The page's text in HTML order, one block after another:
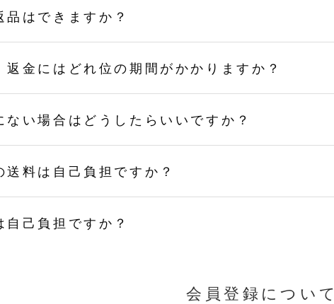
品はできますか？
返金にはどれ位の期間がかかりますか？
ない場合はどうしたらいいですか？
料は自己負担ですか？
己負担ですか？
会員登録について